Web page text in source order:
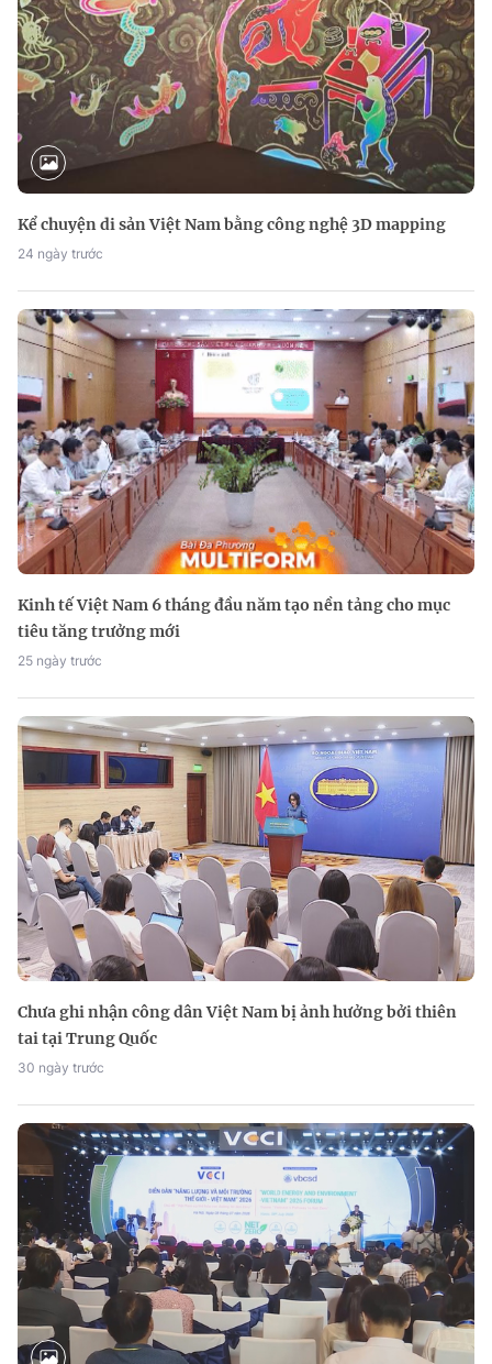
Kể chuyện di sản Việt Nam bằng công nghệ 3D mapping
24 ngày trước
Kinh tế Việt Nam 6 tháng đầu năm tạo nền tảng cho mục
tiêu tăng trưởng mới
25 ngày trước
Chưa ghi nhận công dân Việt Nam bị ảnh hưởng bởi thiên
tai tại Trung Quốc
30 ngày trước